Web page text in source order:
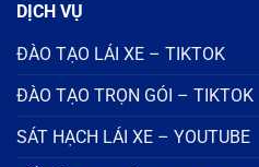
DỊCH VỤ
ĐÀO TẠO LÁI XE – TIKTOK
ĐÀO TẠO TRỌN GÓI – TIKTOK
SÁT HẠCH LÁI XE – YOUTUBE